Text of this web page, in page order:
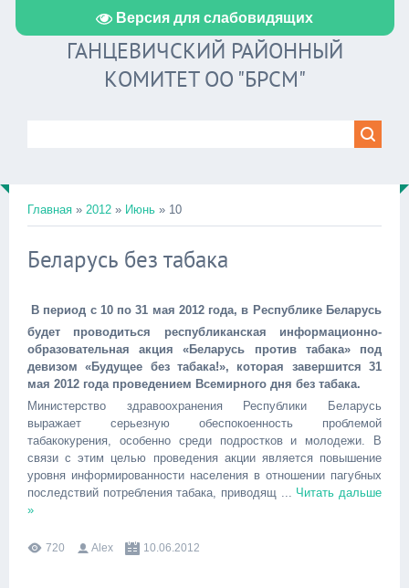
Версия для слабовидящих
ГАНЦЕВИЧСКИЙ РАЙОННЫЙ
КОМИТЕТ ОО "БРСМ"
Главная » 2012 » Июнь » 10
Беларусь без табака
В период с 10 по 31 мая 2012 года, в Республике Беларусь
будет проводиться республиканская информационно-
образовательная акция «Беларусь против табака» под
девизом «Будущее без табака!», которая завершится 31
мая 2012 года проведением Всемирного дня без табака.
Министерство здравоохранения Республики Беларусь
выражает серьезную обеспокоенность проблемой
табакокурения, особенно среди подростков и молодежи. В
связи с этим целью проведения акции является повышение
уровня информированности населения в отношении пагубных
последствий потребления табака, приводящ ... Читать дальше
»
720 Alex 10.06.2012